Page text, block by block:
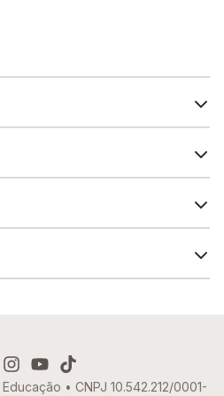
• CNPJ 10.542.212/0001-